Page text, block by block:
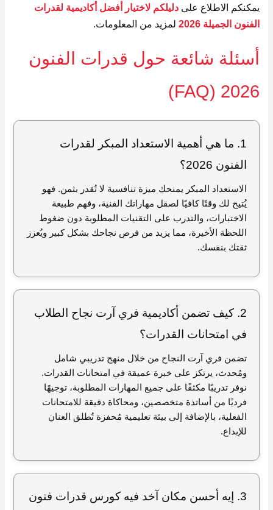
يمكنكم الاطلاع علىدليلكم لاختيار أفضل أكاديمية لقدرات
الفنون الجميلة 2026
لمزيد من المعلومات.
أسئلة شائعة حول قدرات الفنون
2026 (FAQ)
1. ما هي أهمية الاستعداد المبكر لقدرات
الفنون 2026؟
الاستعداد المبكر يمنحك ميزة تنافسية لا تُقدر بثمن. فهو
يُتيح لك وقتًا كافيًا لصقل مهاراتك الفنية، وفهم طبيعة
الاختبارات، والتدرب على التقنيات المطلوبة دون ضغوط
اللحظة الأخيرة، مما يزيد من فرص نجاحك بشكل كبير ويُعزز
ثقتك بنفسك.
2. كيف تضمن أكاديمية فري آرت نجاح الطلاب
في امتحانات القدرات؟
تضمن فري آرت النجاح من خلال منهج تدريبي شامل
ومُحدث، يرتكز على خبرة عميقة في امتحانات القدرات.
نوفر تدريبًا مكثفًا على جميع المهارات المطلوبة، توجيهًا
فرديًا من أساتذة متخصصين، ومحاكاة دقيقة للامتحانات
الفعلية، بالإضافة إلى بيئة تعليمية مُحفزة تُطلق العنان
للإبداع.
3. إيه أحسن مكان آخد فيه كورس قدرات فنون